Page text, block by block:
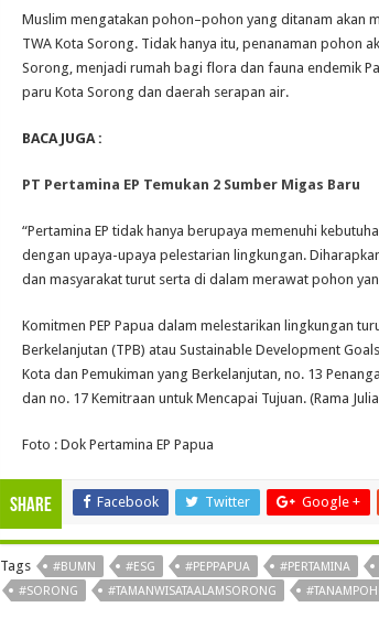
Muslim mengatakan pohon–pohon yang ditanam akan
TWA Kota Sorong. Tidak hanya itu, penanaman pohon
Sorong, menjadi rumah bagi flora dan fauna endemik
paru Kota Sorong dan daerah serapan air.
BACA JUGA :
PT Pertamina EP Temukan 2 Sumber Migas Baru
“Pertamina EP tidak hanya berupaya memenuhi
dengan upaya-upaya pelestarian lingkungan.
dan masyarakat turut serta di dalam merawat pohon
Komitmen PEP Papua dalam melestarikan lingkungan
Berkelanjutan (TPB) atau Sustainable Development
Kota dan Pemukiman yang Berkelanjutan, no. 13
dan no. 17 Kemitraan untuk Mencapai Tujuan. (Rama
Foto : Dok Pertamina EP Papua
Share Facebook Twitter Google +
Tags #BUMN #ESG #PEPPAPUA #PERTAMINA
#SORONG
#TAMANWISATAALAMSORONG